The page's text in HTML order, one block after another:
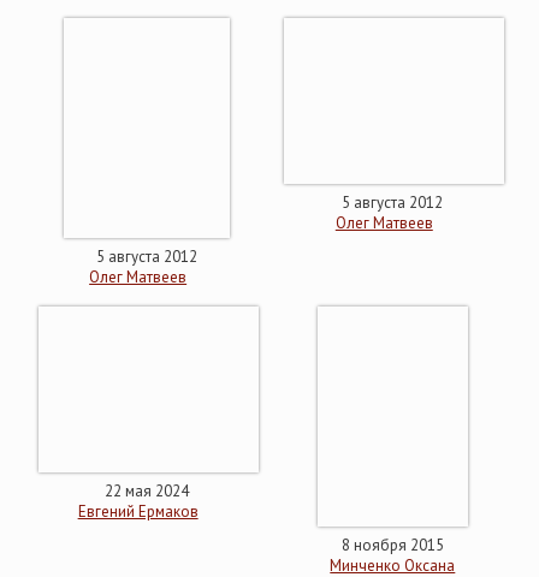
5 августа 2012
Олег Матвеев
5 августа 2012
Олег Матвеев
22 мая 2024
Евгений Ермаков
8 ноября 2015
Минченко Оксана